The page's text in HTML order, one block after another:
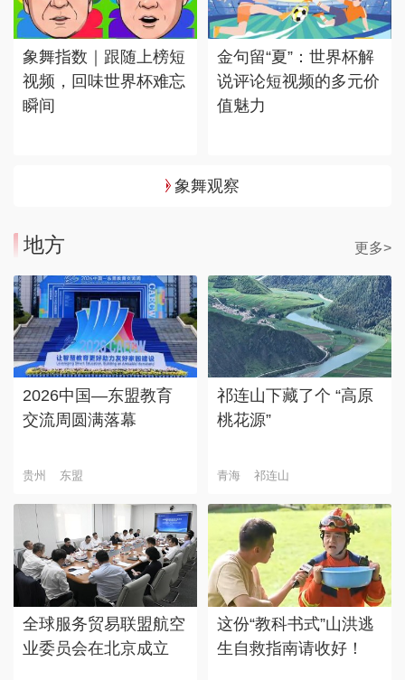
象舞指数｜跟随上榜短
视频，回味世界杯难忘
瞬间
金句留“夏”：世界杯解
说评论短视频的多元价
值魅力
象舞观察
地方 更多>
2026中国—东盟教育
交流周圆满落幕
贵州 东盟
祁连山下藏了个 “高原
桃花源”
青海 祁连山
全球服务贸易联盟航空
业委员会在北京成立
这份“教科书式”山洪逃
生自救指南请收好！